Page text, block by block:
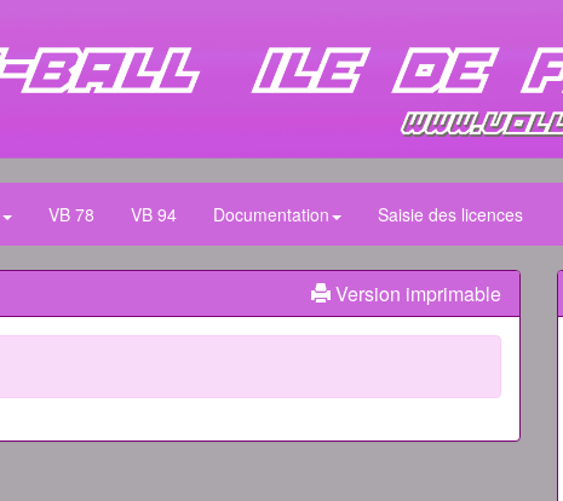
VB 78 VB 94 Documentation Saisie des licences
Version imprimable